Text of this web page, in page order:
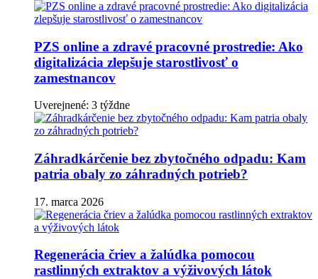
PZS online a zdravé pracovné prostredie: Ako
digitalizácia zlepšuje starostlivosť o
zamestnancov
Uverejnené: 3 týždne
Záhradkárčenie bez zbytočného odpadu: Kam
patria obaly zo záhradných potrieb?
17. marca 2026
Regenerácia čriev a žalúdka pomocou
rastlinných extraktov a výživových látok